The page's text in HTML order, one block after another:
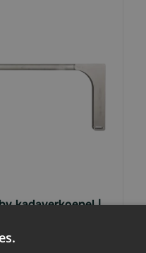
kadaverkoepel |